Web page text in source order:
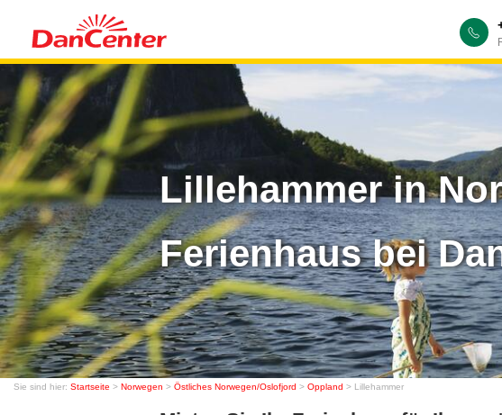
Lillehammer in
Ferienhaus bei
Sie sind hier: Startseite > Norwegen > Östliches Norwegen/Oslofjord > Oppland > Lillehammer